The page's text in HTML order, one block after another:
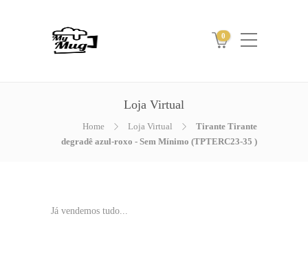
0
Loja Virtual
Home Loja Virtual
Tirante Tirante
degradê azul-roxo - Sem Mínimo (TPTERC23-35 )
Já vendemos tudo...